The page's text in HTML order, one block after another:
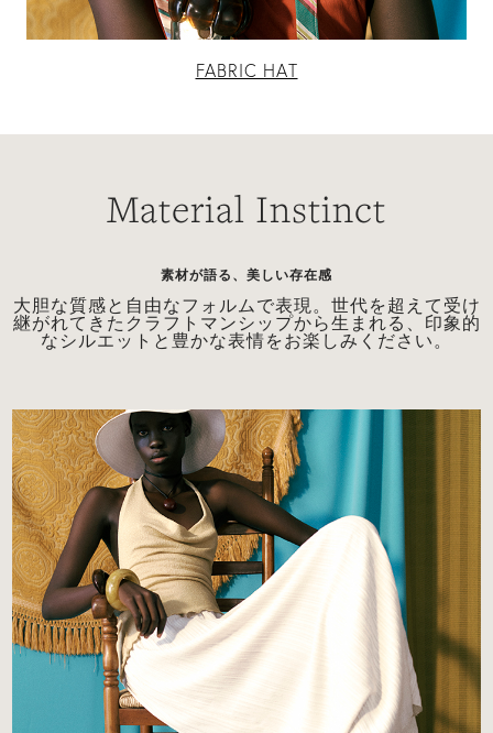
FABRIC HAT
NEW SEASON BAGS
RAFFIA BAG
質感が生み出す、新しい奥行き。 洗練されたフォルム
と使いやすさが魅力です。